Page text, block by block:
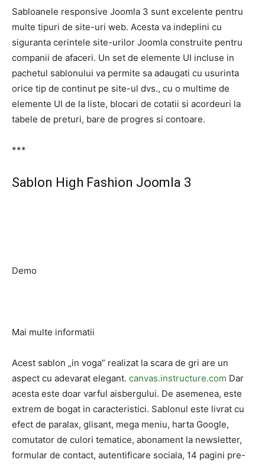
Sabloanele responsive Joomla 3 sunt excelente pentru
multe tipuri de site-uri web. Acesta va indeplini cu
siguranta cerintele site-urilor Joomla construite pentru
companii de afaceri. Un set de elemente UI incluse in
pachetul sablonului va permite sa adaugati cu usurinta
orice tip de continut pe site-ul dvs., cu o multime de
elemente UI de la liste, blocari de cotatii si acordeuri la
tabele de preturi, bare de progres si contoare.
***
Sablon High Fashion Joomla 3
Demo
Mai multe informatii
Acest sablon „in voga” realizat la scara de gri are un
aspect cu adevarat elegant. canvas.instructure.com Dar
acesta este doar varful aisbergului. De asemenea, este
extrem de bogat in caracteristici. Sablonul este livrat cu
efect de paralax, glisant, mega meniu, harta Google,
comutator de culori tematice, abonament la newsletter,
formular de contact, autentificare sociala, 14 pagini pre-